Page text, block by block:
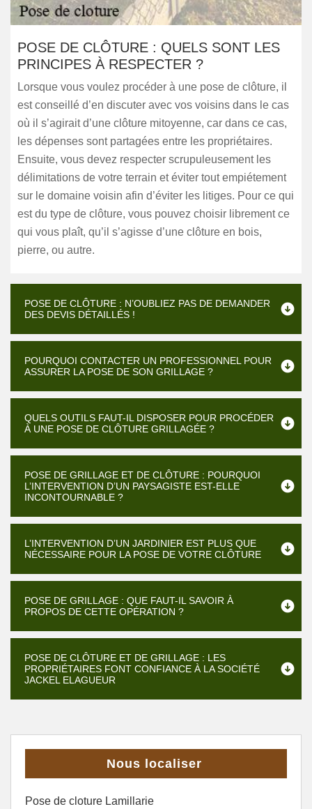
POSE DE CLÔTURE : QUELS SONT LES
PRINCIPES À RESPECTER ?
Lorsque vous voulez procéder à une pose de clôture, il
est conseillé d’en discuter avec vos voisins dans le cas
où il s’agirait d’une clôture mitoyenne, car dans ce cas,
les dépenses sont partagées entre les propriétaires.
Ensuite, vous devez respecter scrupuleusement les
délimitations de votre terrain et éviter tout empiétement
sur le domaine voisin afin d’éviter les litiges. Pour ce qui
est du type de clôture, vous pouvez choisir librement ce
qui vous plaît, qu’il s’agisse d’une clôture en bois,
pierre, ou autre.
POSE DE CLÔTURE : N’OUBLIEZ PAS DE DEMANDER
DES DEVIS DÉTAILLÉS !
POURQUOI CONTACTER UN PROFESSIONNEL POUR
ASSURER LA POSE DE SON GRILLAGE ?
QUELS OUTILS FAUT-IL DISPOSER POUR PROCÉDER
À UNE POSE DE CLÔTURE GRILLAGÉE ?
POSE DE GRILLAGE ET DE CLÔTURE : POURQUOI
L’INTERVENTION D’UN PAYSAGISTE EST-ELLE
INCONTOURNABLE ?
L’INTERVENTION D’UN JARDINIER EST PLUS QUE
NÉCESSAIRE POUR LA POSE DE VOTRE CLÔTURE
POSE DE GRILLAGE : QUE FAUT-IL SAVOIR À
PROPOS DE CETTE OPÉRATION ?
POSE DE CLÔTURE ET DE GRILLAGE : LES
PROPRIÉTAIRES FONT CONFIANCE À LA SOCIÉTÉ
JACKEL ELAGUEUR
Nous localiser
Pose de cloture Lamillarie